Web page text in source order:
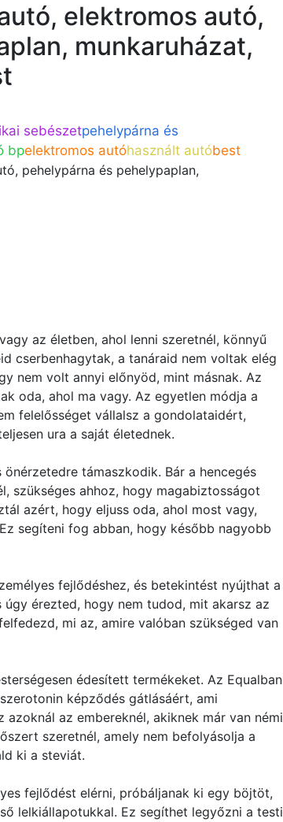
elektromos autó,
munkaruházat,
sebészetpehelypárna és
bpelektromos autóhasznált autóbest
pehelypárna és pehelypaplan,
az életben, ahol lenni szeretnél, könnyű
cserbenhagytak, a tanáraid nem voltak elég
nem volt annyi előnyöd, mint másnak. Az
oda, ahol ma vagy. Az egyetlen módja a
felelősséget vállalsz a gondolataidért,
ura a saját életednek.
támaszkodik. Bár a hencegés
szükséges ahhoz, hogy magabiztosságot
azért, hogy eljuss oda, ahol most vagy,
segíteni fog abban, hogy később nagyobb
fejlődéshez, és betekintést nyújthat a
érezted, hogy nem tudod, mit akarsz az
mi az, amire valóban szükséged van
édesített termékeket. Az Equalban
képződés gátlásáért, ami
az embereknél, akiknek már van némi
szeretnél, amely nem befolyásolja a
ki a steviát.
fejlődést elérni, próbáljanak ki egy böjtöt,
lelkiállapotukkal. Ez segíthet legyőzni a testi